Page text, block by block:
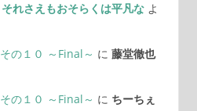
れさえもおそらくは平凡なよ
の１０ ～Final～ に 藤堂徹也
の１０ ～Final～ に ちーちぇ